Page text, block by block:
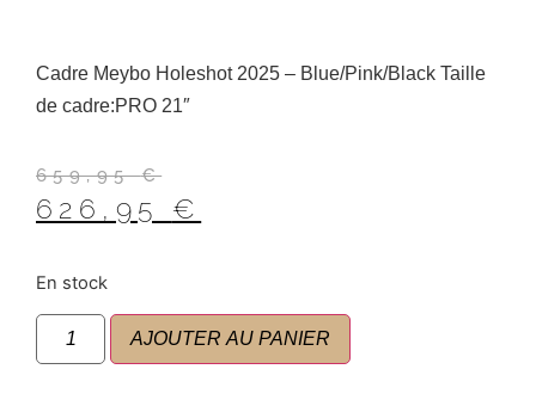
Cadre Meybo Holeshot 2025 – Blue/Pink/Black Taille
de cadre:PRO 21″
659,95€
626,95 €
En stock
AJOUTER AU PANIER